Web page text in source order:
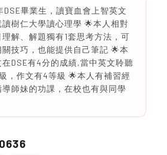
畢業生，讀寶血會上智英文
樹仁大學讀心理學 🌟本人相對
解、解題獨有1套思考方法，可
技巧，也能提供自己筆記 🌟本
在DSE有4分的成績,當中英文聆聽
，作文有4等級 🌟本人有補習經
師妹的功課，在校也有與同學